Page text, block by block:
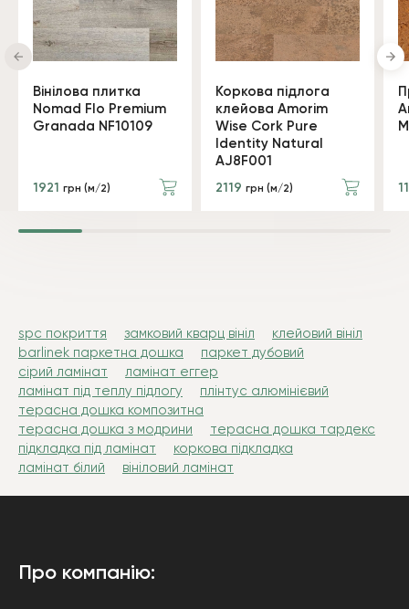
Вінілова плитка
Nomad Flo Premium
Granada NF10109
1921 грн (м/2)
Коркова підлога
клейова Amorim
Wise Cork Pure
Identity Natural
AJ8F001
2119 грн (м/2)
spc покриття замковий кварц вініл
клейовий вініл
barlinek паркетна дошка
паркет дубовий
сірий ламінат
ламінат еггер
ламінат під теплу підлогу
плінтус алюмінієвий
терасна дошка композитна
терасна дошка з модрини
терасна дошка тардекс
підкладка під ламінат
коркова підкладка
ламінат білий
вініловий ламінат
Про компанію: